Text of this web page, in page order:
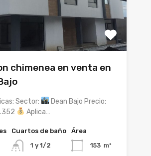
chimenea en venta en
Sector:
Dean Bajo Precio:
Aplica…
Cuartos de baño
1 y 1/2
Área
153 m²